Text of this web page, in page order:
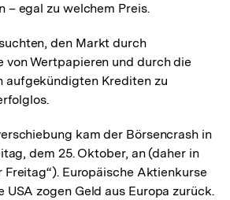
– egal zu welchem Preis.
den Markt durch
von Wertpapieren und durch die
aufgekündigten Krediten zu
kam der Börsencrash in
dem 25. Oktober, an (daher in
Freitag“). Europäische Aktienkurse
USA zogen Geld aus Europa zurück.